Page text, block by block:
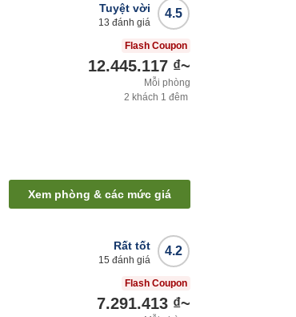
4.5
Tuyệt vời
13 đánh giá
Flash Coupon
12.445.117 ₫~
Mỗi phòng
2 khách 1 đêm
Xem phòng & các mức giá
4.2
Rất tốt
15 đánh giá
Flash Coupon
7.291.413 ₫~